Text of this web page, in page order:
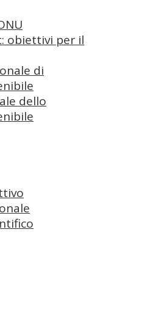
obiettivi per il
di
dello